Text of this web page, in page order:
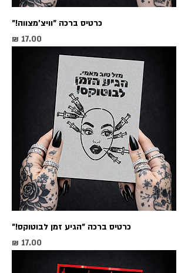
כרטיס ברכה ״וויצ׳מצווה!״
מחיר
כרטיס ברכה ״הגיע זמן לבוטוקס!״
מחיר